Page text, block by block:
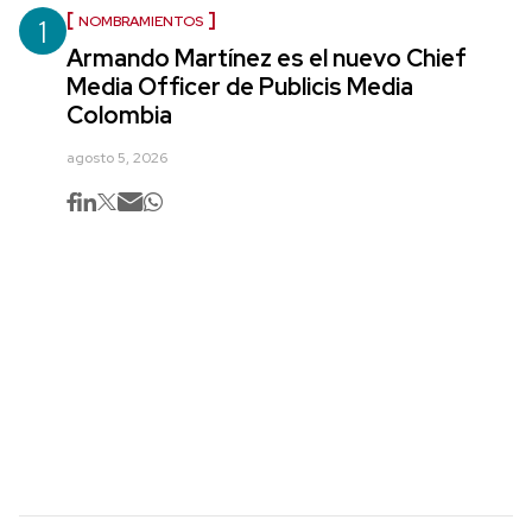
1 NOMBRAMIENTOS
Armando Martínez es el nuevo Chief
Media Officer de Publicis Media
Colombia
agosto 5, 2026